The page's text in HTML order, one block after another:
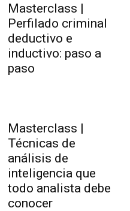
Masterclass |
Perfilado criminal
deductivo e
inductivo: paso a
paso
Masterclass |
Técnicas de
análisis de
inteligencia que
todo analista debe
conocer